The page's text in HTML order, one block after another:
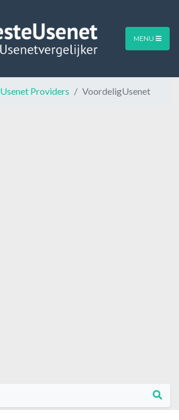
MENU
Usenet Providers VoordeligUsenet